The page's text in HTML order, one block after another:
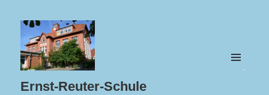
Ernst-Reuter-Schule